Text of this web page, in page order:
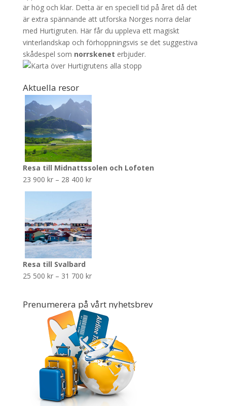
är hög och klar. Detta är en speciell tid på året då det
är extra spännande att utforska Norges norra delar
med Hurtigruten. Här får du uppleva ett magiskt
vinterlandskap och förhoppningsvis se det suggestiva
skådespel som norrskenet erbjuder.
Aktuella resor
Resa till Midnattssolen och Lofoten
23 900 kr – 28 400 krPrisintervall:
23
900 kr
till
28
400 kr
Resa till Svalbard
25 500 kr – 31 700 krPrisintervall:
500 kr
till
31
700 kr
Prenumerera på vårt nyhetsbrev